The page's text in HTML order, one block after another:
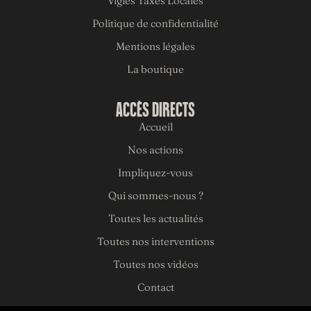
ACCÈS DIRECTS
Accueil
Nos actions
Impliquez-vous
Qui sommes-nous ?
Toutes les actualités
Toutes nos interventions
Toutes nos vidéos
Contact
Politique de confidentialité
Mentions légales
La boutique